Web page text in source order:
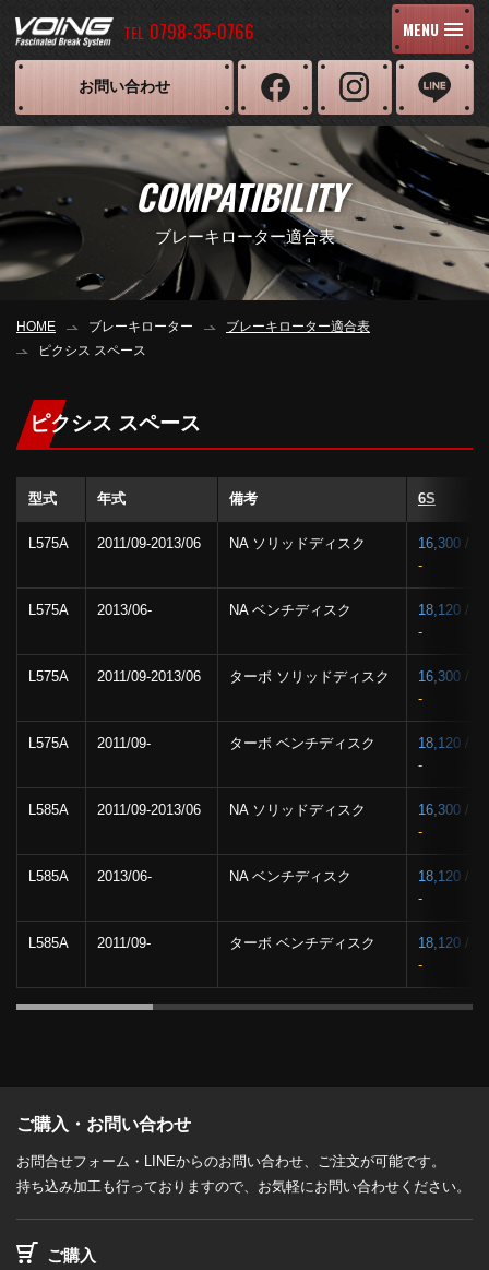
TEL 0798-35-0766 MENU
お問い合わせ
COMPATIBILITY
ブレーキローター適合表
HOME ブレーキローター
ブレーキローター適合表
ピクシス スペース
ピクシス スペース
型式 年式 備考 6S
L575A 2011/09-2013/06 NA ソリッドディスク 16,300 /
-
L575A 2013/06- NA ベンチディスク 18,120 /
-
L575A 2011/09-2013/06 ターボ ソリッドディスク 16,300 /
-
L575A 2011/09- ターボ ベンチディスク 18,120 /
-
L585A 2011/09-2013/06 NA ソリッドディスク 16,300 /
-
L585A 2013/06- NA ベンチディスク 18,120 /
-
L585A 2011/09- ターボ ベンチディスク 18,120 /
-
ご購入・お問い合わせ
お問合せフォーム・LINEからのお問い合わせ、ご注文が可能です。
持ち込み加工も行っておりますので、お気軽にお問い合わせください。
ご購入